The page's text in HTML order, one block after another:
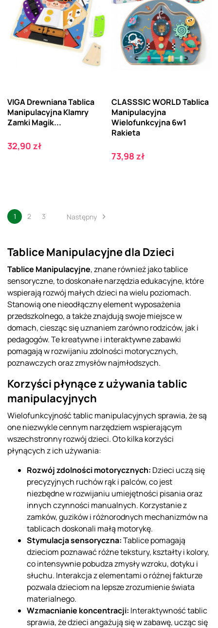
VIGA Drewniana Tablica
Manipulacyjna Klamry
Zamki Magik...
Cena
32,90 zł
CLASSSIC WORLD Tablica
Manipulacyjna
Wielofunkcyjna 6w1
Rakieta
Cena
73,98 zł
1 2 3 Następny 
Tablice Manipulacyjne dla Dzieci
Tablice Manipulacyjne, znane również jako tablice
sensoryczne, to doskonałe narzędzia edukacyjne, które
wspierają rozwój małych dzieci na wielu poziomach.
Stanowią one nieodłączny element wyposażenia
przedszkolnego, a także znajdują swoje miejsce w
domach, ciesząc się uznaniem zarówno rodziców, jak i
pedagogów. Te kreatywne i interaktywne zabawki
pomagają w rozwijaniu zdolności motorycznych,
poznawczych oraz zmysłów najmłodszych.
Korzyści płynące z używania tablic
manipulacyjnych
Wielofunkcyjność tablic manipulacyjnych sprawia, że są
one niezwykle cennym narzędziem wspierającym
wszechstronny rozwój dzieci. Oto kilka korzyści
płynących z ich używania:
Rozwój zdolności motorycznych: Dzieci uczą się
precyzyjnych ruchów rąk i palców, co jest
niezbędne w rozwijaniu umiejętności pisania oraz
innych czynności manualnych. Korzystanie z
zamków, guzików i różnorodnych mechanizmów na
tablicach doskonali małą motorykę.
Stymulacja sensoryczna:Tablice pomagają
dzieciom poznawać różne tekstury, kształty i kolory,
co intensywnie pobudza zmysły wzroku, dotyku i
słuchu. Interakcja z elementami o różnej fakturze
pozwala dzieciom na lepsze zrozumienie świata
materialnego.
Wzmacnianie koncentracji: Interaktywność tablic
sprawia, że dzieci angażują się w zabawę, ucząc się